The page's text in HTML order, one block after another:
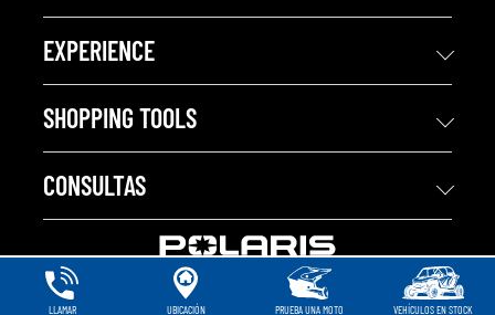
EXPERIENCE
SHOPPING TOOLS
CONSULTAS
LLAMAR UBICACIÓN PRUEBA UNA MOTO VEHÍCULOS EN STOCK